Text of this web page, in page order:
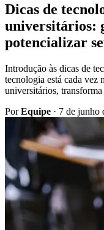
Dicas de
universitários:
potencializar
Introdução às dicas de
tecnologia está cada vez
universitários, transforma
PorEquipe · 7 de junho